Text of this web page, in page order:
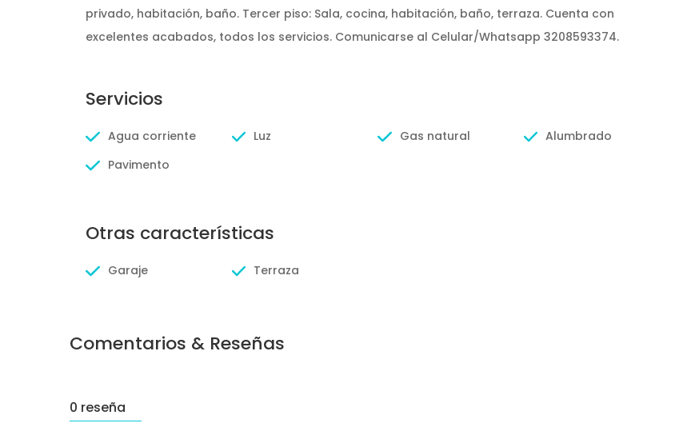
privado, habitación, baño. Tercer piso: Sala, cocina, habitación, baño, terraza. Cuenta con
excelentes acabados, todos los servicios. Comunicarse al Celular/Whatsapp 3208593374.
Servicios
Agua corriente Luz Gas natural
Alumbrado
Pavimento
Otras características
Garaje Terraza
Comentarios & Reseñas
0 reseña